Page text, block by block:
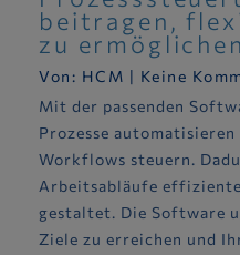
beitragen,
zu
Von: HCM | Keine
Mit der passenden
Prozesse
Workflows steuern.
Arbeitsabläufe
gestaltet. Die Software
Ziele zu erreichen und